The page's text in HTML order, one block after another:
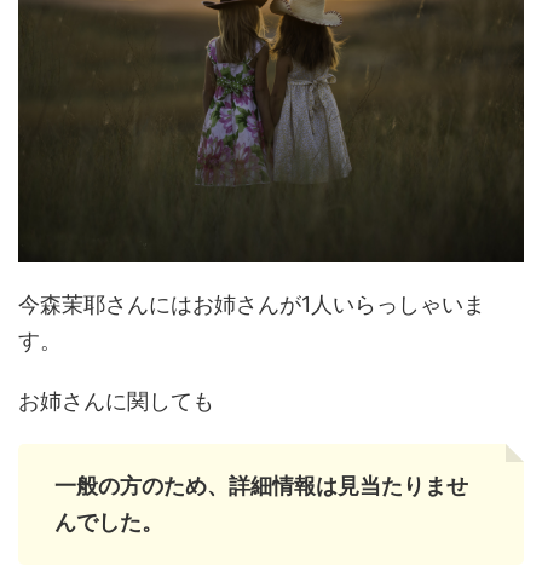
今森茉耶さんにはお姉さんが1人いらっしゃいま
す。
お姉さんに関しても
一般の方のため、詳細情報は見当たりませ
んでした。